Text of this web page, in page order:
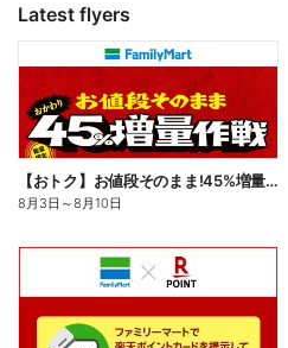
Latest flyers
【おトク】お値段そのまま!45%増量作戦!
8月3日 ～8月10日